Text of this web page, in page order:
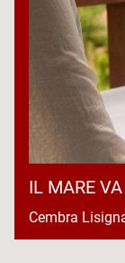
IL MARE
Cembra